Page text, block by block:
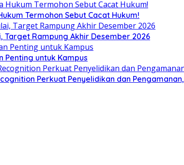
Termohon Sebut Cacat Hukum!
Target Rampung Akhir Desember 2026
Penting untuk Kampus
Perkuat Penyelidikan dan